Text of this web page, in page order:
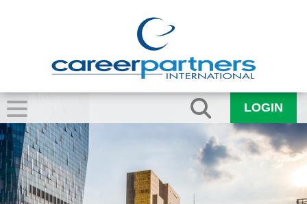
LOGIN